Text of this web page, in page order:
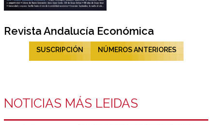
Revista Andalucía Económica
SUSCRIPCIÓN NÚMEROS ANTERIORES
NOTICIAS MÁS LEIDAS